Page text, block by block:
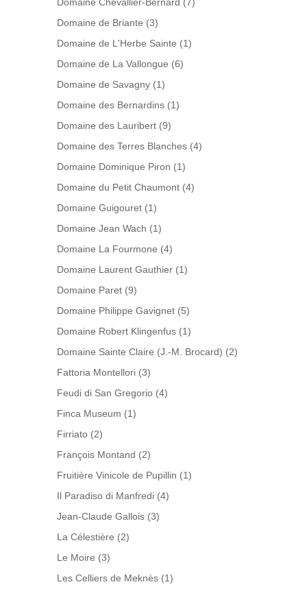
Domaine de Briante (3)
Domaine de L'Herbe Sainte (1)
Domaine de La Vallongue (6)
Domaine de Savagny (1)
Domaine des Bernardins (1)
Domaine des Lauribert (9)
Domaine des Terres Blanches (4)
Domaine Dominique Piron (1)
Domaine du Petit Chaumont (4)
Domaine Guigouret (1)
Domaine Jean Wach (1)
Domaine La Fourmone (4)
Domaine Laurent Gauthier (1)
Domaine Paret (9)
Domaine Philippe Gavignet (5)
Domaine Robert Klingenfus (1)
Domaine Sainte Claire (J.-M. Brocard) (2)
Fattoria Montellori (3)
Feudi di San Gregorio (4)
Finca Museum (1)
Firriato (2)
François Montand (2)
Fruitière Vinicole de Pupillin (1)
Il Paradiso di Manfredi (4)
Jean-Claude Gallois (3)
La Célestière (2)
Le Moire (3)
Les Celliers de Meknès (1)